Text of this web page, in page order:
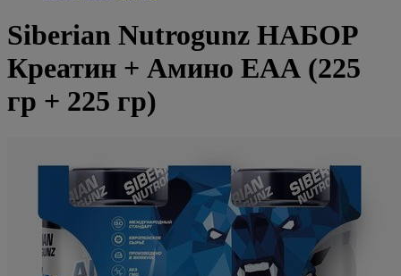
Siberian Nutrogunz НАБОР
Креатин + Амино ЕАА (225
гр + 225 гр)